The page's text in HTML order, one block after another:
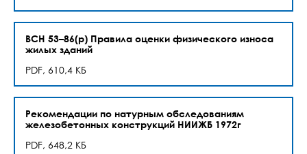
ВСН 53–86(р) Правила оценки физического износа
жилых зданий
PDF, 610,4 КБ
Рекомендации по натурным обследованиям
железобетонных конструкций НИИЖБ 1972г
PDF, 648,2 КБ